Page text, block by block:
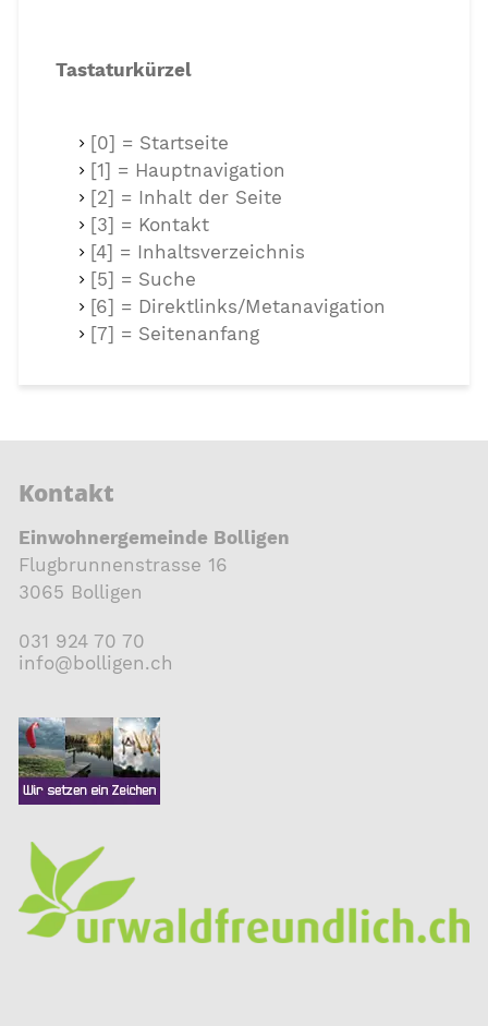
Tastaturkürzel
[0] = Startseite
[1] = Hauptnavigation
[2] = Inhalt der Seite
[3] = Kontakt
[4] = Inhaltsverzeichnis
[5] = Suche
[6] = Direktlinks/Metanavigation
[7] = Seitenanfang
Kontakt
Einwohnergemeinde Bolligen
Flugbrunnenstrasse 16
3065 Bolligen
031 924 70 70
nf
b ll g n ch